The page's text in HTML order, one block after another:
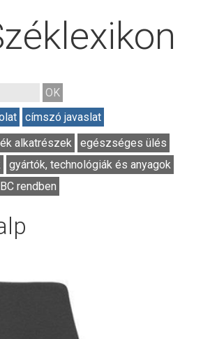
címszó javaslat
alkatrészek
egészséges ülés
gyártók, technológiák és anyagok
rendben